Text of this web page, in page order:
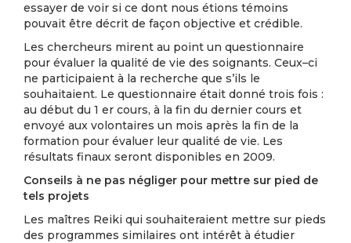
essayer de voir si ce dont nous étions témoins
pouvait être décrit de façon objective et crédible.
Les chercheurs mirent au point un questionnaire
pour évaluer la qualité de vie des soignants. Ceux–ci
ne participaient à la recherche que s’ils le
souhaitaient. Le questionnaire était donné trois fois :
au début du 1 er cours, à la fin du dernier cours et
envoyé aux volontaires un mois après la fin de la
formation pour évaluer leur qualité de vie. Les
résultats finaux seront disponibles en 2009.
Conseils à ne pas négliger pour mettre sur pied de
tels projets
Les maîtres Reiki qui souhaiteraient mettre sur pieds
des programmes similaires ont intérêt à étudier